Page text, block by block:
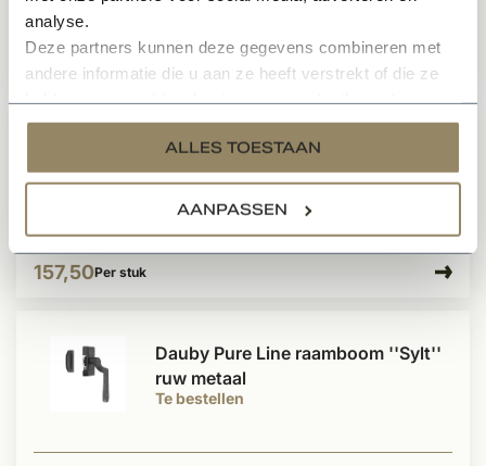
analyse.
Deze partners kunnen deze gegevens combineren met
andere informatie die u aan ze heeft verstrekt of die ze
services.
ALLES TOESTAAN
AANPASSEN
138,50 Per stuk
Dauby Pure Line raamboom ''Sylt''
brons gepolijst
157,50Per stuk
Te bestellen
Dauby Pure Line raamboom ''Sylt''
ruw metaal